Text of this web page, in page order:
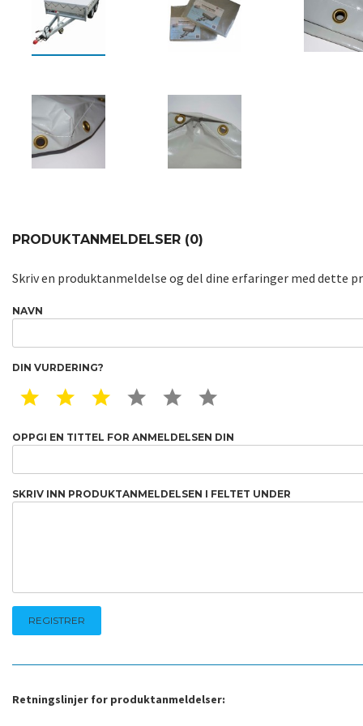
PRODUKTANMELDELSER (0)
Skriv en produktanmeldelse og del dine erfaringer med dette
NAVN
DIN VURDERING?
1 STAR2 STAR3 STAR4 STAR5 STAR
OPPGI EN TITTEL FOR ANMELDELSEN DIN
SKRIV INN PRODUKTANMELDELSEN I FELTET UNDER
Retningslinjer for produktanmeldelser: